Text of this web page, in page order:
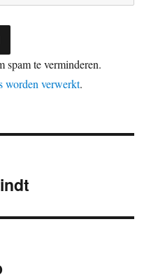
spam te verminderen.
worden verwerkt.